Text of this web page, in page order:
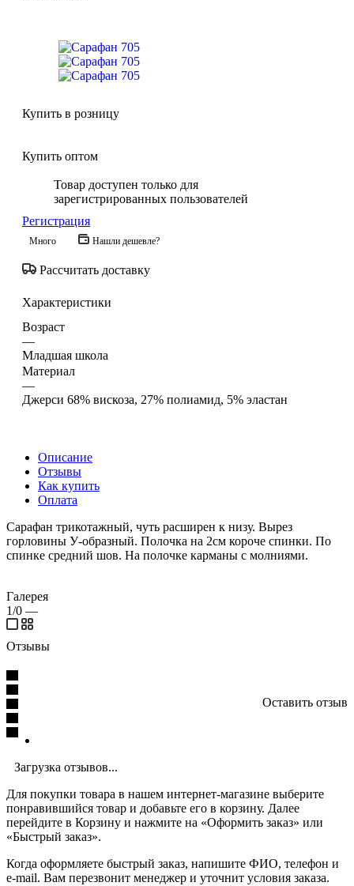
Купить в розницу
Купить оптом
Товар доступен только для
зарегистрированных пользователей
Регистрация
Много Нашли дешевле?
Рассчитать доставку
Характеристики
Возраст
—
Младшая школа
Материал
—
Джерси 68% вискоза, 27% полиамид, 5% эластан
Описание
Отзывы
Как купить
Оплата
Сарафан трикотажный, чуть расширен к низу. Вырез
горловины У-образный. Полочка на 2см короче спинки. По
спинке средний шов. На полочке карманы с молниями.
Галерея
1/0 —
Отзывы
Оставить отзыв
Загрузка отзывов...
Для покупки товара в нашем интернет-магазине выберите
понравившийся товар и добавьте его в корзину. Далее
перейдите в Корзину и нажмите на «Оформить заказ» или
«Быстрый заказ».
Когда оформляете быстрый заказ, напишите ФИО, телефон и
e-mail. Вам перезвонит менеджер и уточнит условия заказа.